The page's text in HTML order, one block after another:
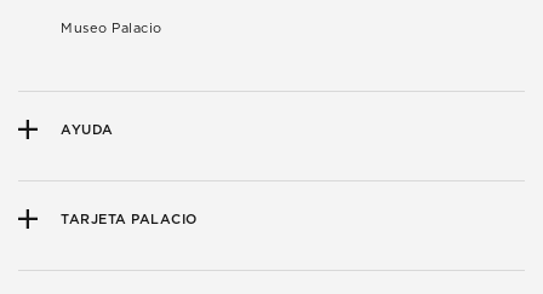
Museo Palacio
AYUDA
TARJETA PALACIO